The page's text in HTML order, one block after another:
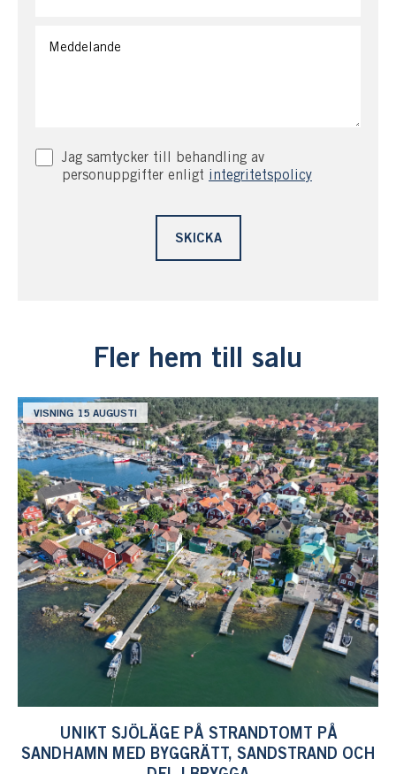
Jag samtycker till behandling av
personuppgifter enligt integritetspolicy
Fler hem till salu
VISNING 15 AUGUSTI
UNIKT SJÖLÄGE PÅ STRANDTOMT PÅ
SANDHAMN MED BYGGRÄTT, SANDSTRAND OCH